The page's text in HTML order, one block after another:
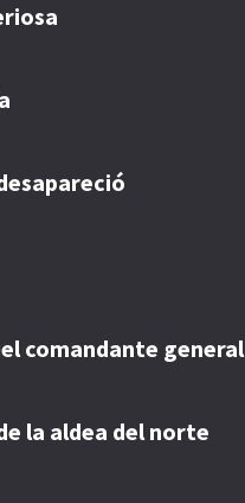
comandante general
la aldea del norte